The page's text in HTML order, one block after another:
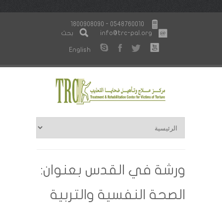
1800908090 - 0548760010
info@trc-pal.org
بحث
English
ورشة في القدس بعنوان:
الصحة النفسية والتربية